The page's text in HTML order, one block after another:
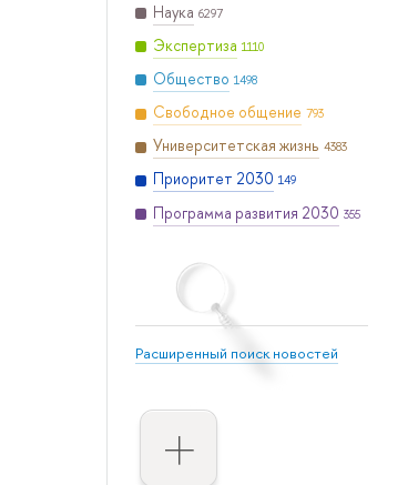
Наука 6297
Экспертиза 1110
Общество 1498
Свободное общение 793
Университетская жизнь 4383
Приоритет 2030 149
Программа развития 2030 355
Расширенный поиск новостей